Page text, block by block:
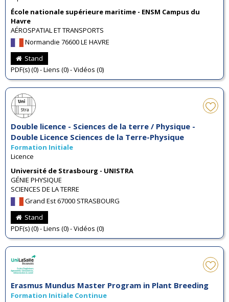
École nationale supérieure maritime - ENSM Campus du
Havre
AÉROSPATIAL ET TRANSPORTS
Normandie 76600 LE HAVRE
Stand
PDF(s) (0) - Liens (0) - Vidéos (0)
Double licence - Sciences de la terre / Physique -
Double Licence Sciences de la Terre-Physique
Formation Initiale
Licence
Université de Strasbourg - UNISTRA
GÉNIE PHYSIQUE
SCIENCES DE LA TERRE
Grand Est 67000 STRASBOURG
Stand
PDF(s) (0) - Liens (0) - Vidéos (0)
Erasmus Mundus Master Program in Plant Breeding
Formation Initiale Continue